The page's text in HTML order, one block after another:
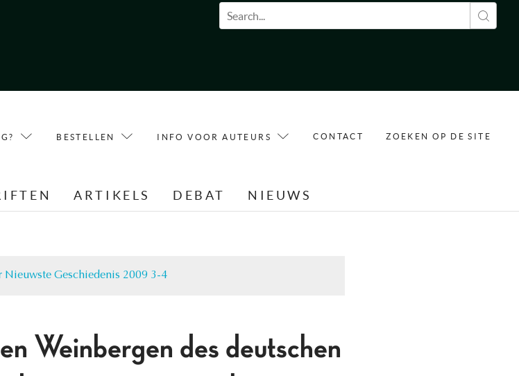
Zoekveld
BESTELLEN INFO VOOR AUTEURS CONTACT ZOEKEN OP DE SITE
ARTIKELS DEBAT NIEUWS
Geschiedenis 2009 3-4
Weinbergen des deutschen